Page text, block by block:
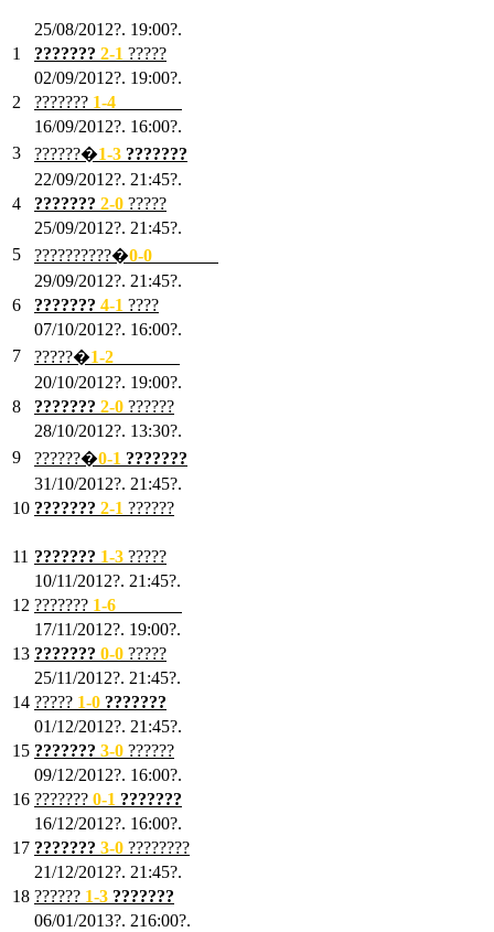
25/08/2012?. 19:00?.
1
??????? 2-1 ?????
02/09/2012?. 19:00?.
2
??????? 1-4
16/09/2012?. 16:00?.
3
??????�1-3 ???????
22/09/2012?. 21:45?.
4
??????? 2-0 ?????
25/09/2012?. 21:45?.
5
??????????�0-0
29/09/2012?. 21:45?.
6
??????? 4-1 ????
07/10/2012?. 16:00?.
7
?????�1-2
20/10/2012?. 19:00?.
8
??????? 2-0 ??????
28/10/2012?. 13:30?.
9
??????�0-1 ???????
31/10/2012?. 21:45?.
10 ??????? 2-1 ??????
11 ??????? 1-3 ?????
10/11/2012?. 21:45?.
12 ??????? 1-6
17/11/2012?. 19:00?.
13 ??????? 0-0 ?????
25/11/2012?. 21:45?.
14 ????? 1-0 ???????
01/12/2012?. 21:45?.
15 ??????? 3-0 ??????
09/12/2012?. 16:00?.
16 ??????? 0-1 ???????
16/12/2012?. 16:00?.
17 ??????? 3-0 ????????
21/12/2012?. 21:45?.
18 ?????? 1-3 ???????
06/01/2013?. 216:00?.